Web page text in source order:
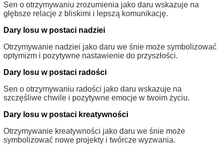
Sen o otrzymywaniu zrozumienia jako daru wskazuje na
głębsze relacje z bliskimi i lepszą komunikację.
Dary losu w postaci nadziei
Otrzymywanie nadziei jako daru we śnie może symbolizować
optymizm i pozytywne nastawienie do przyszłości.
Dary losu w postaci radości
Sen o otrzymywaniu radości jako daru wskazuje na
szczęśliwe chwile i pozytywne emocje w twoim życiu.
Dary losu w postaci kreatywności
Otrzymywanie kreatywności jako daru we śnie może
symbolizować nowe projekty i twórcze wyzwania.